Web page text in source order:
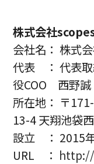
株式会社
会社名： 株式
代表 ： 代表
役COO 西野誠
所在地： 〒
13-4 天翔池袋
設立 ： 2015
URL ：